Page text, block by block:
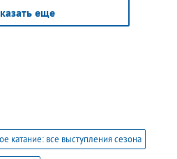
еще
катание: все выступления сезона